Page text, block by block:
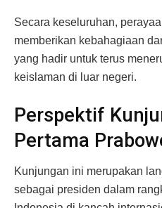
Secara keseluruhan,
memberikan kebahagiaan
yang hadir untuk terus
keislaman di luar negeri.
Perspektif
Pertama
Kunjungan ini merupakan
sebagai presiden dalam